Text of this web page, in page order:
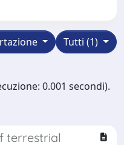
Tutti (1)
0.001 secondi).
terrestrial